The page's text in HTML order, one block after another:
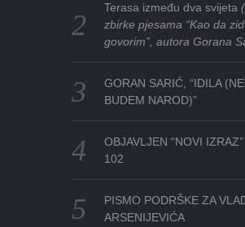
Terasa između dva svijeta
zbirke pjesama “Kao da
govorim”, autora Gorana
GORAN SARIĆ, “IDILA
BUDEM NAROD)”
OBJAVLJEN “NOVI
102
PISMO PODRŠKE ZA
ARSENIJEVIĆA